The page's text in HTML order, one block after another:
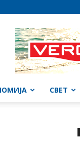
СВЕТ